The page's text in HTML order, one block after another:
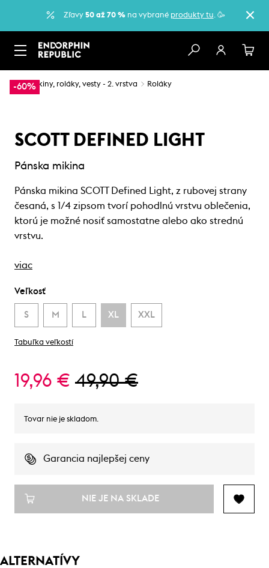
Zľavy 50 až 70 %na vybrané produkty tu. 🥳
-60%
… Mikiny, roláky, vesty - 2. vrstva Roláky
SCOTT DEFINED LIGHT
Pánska mikina
Pánska mikina SCOTT Defined Light, z rubovej strany
česaná, s 1/4 zipsom tvorí pohodlnú vrstvu oblečenia,
ktorú je možné nosiť samostatne alebo ako strednú
vrstvu.
viac
Veľkosť
S M L XL XXL
Tabuľka veľkostí
19,96 € 49,90 €
Tovar nie je skladom.
Garancia najlepšej ceny
NIE JE NA SKLADE
ALTERNATÍVY